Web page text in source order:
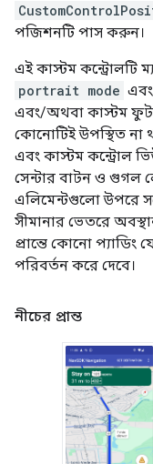
পজিশনটি পাস করুন।
এই কাস্টম কন্ট্রোলটি
portrait mode এবং
এবং/অথবা কাস্টম
কোনোটিই উপস্থিত না
এবং কাস্টম কন্ট্রোল
সেন্টার বাটন ও গুগল
এলিমেন্টগুলো উপরে
সীমানার ভেতরে
প্রান্তে কোনো প্যাডিং
পরিবর্তন করে দেবে।
নীচের প্রান্ত